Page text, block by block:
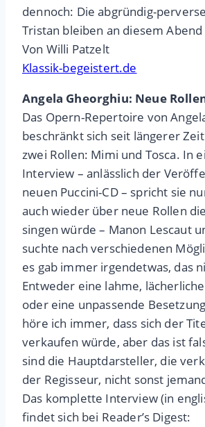
dennoch: Die abgründig-
Tristan bleiben an diesem
Von Willi Patzelt
Klassik-begeistert.de
Angela Gheorghiu: Neue
Das Opern-Repertoire von
beschränkt sich seit längerer
zwei Rollen: Mimi und Tosca. In
Interview – anlässlich der
neuen Puccini-CD – spricht sie
auch wieder über neue Rollen
singen würde – Manon Lescaut
suchte nach verschiedenen
es gab immer irgendetwas, das
Entweder eine lahme,
oder eine unpassende
höre ich immer, dass sich der
verkaufen würde, aber das ist
sind die Hauptdarsteller, die
der Regisseur, nicht sonst
Das komplette Interview (in
findet sich bei Reader’s Digest: